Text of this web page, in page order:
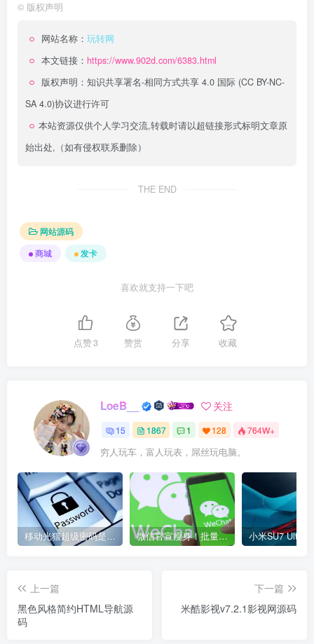
© 版权声明
网站名称： 玩转网
本文链接： https://www.902d.com/6383.html
版权声明： 知识共享署名-相同方式共享 4.0 国际 (CC BY-NC-
SA 4.0)协议进行许可
本站资源仅供个人学习交流,转载时请以超链接形式标明文章原
始出处,（如有侵权联系删除）
THE END
网站源码
商城
发卡
喜欢就支持一下吧
点赞3 赞赏 分享 收藏
LoeB__ 关注
15 1867 1 128 764W+
穷人玩车，富人玩表，屌丝玩电脑。
移动光猫超级密码是多少？移动光猫超级管理员后台账号与密码 微信官宣瘦身！批量清理原图新功能来了 安卓、iOS均可使用
上一篇
黑色风格简约HTML导航源
码
下一篇
米酷影视v7.2.1影视网源码